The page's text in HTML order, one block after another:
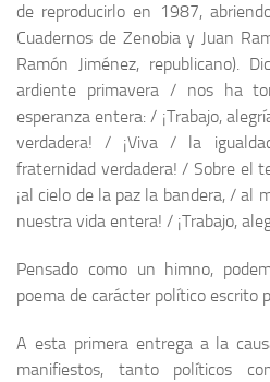
de reproducirlo en 1987,
Cuadernos de Zenobia y Juan
Ramón Jiménez, republicano).
ardiente primavera / nos ha
esperanza entera: / ¡Trabajo,
verdadera! / ¡Viva / la
fraternidad verdadera! / Sobre el
¡al cielo de la paz la bandera, / al
nuestra vida entera! / ¡Trabajo,
Pensado como un himno,
poema de carácter político escrito
A esta primera entrega a la
manifiestos, tanto políticos